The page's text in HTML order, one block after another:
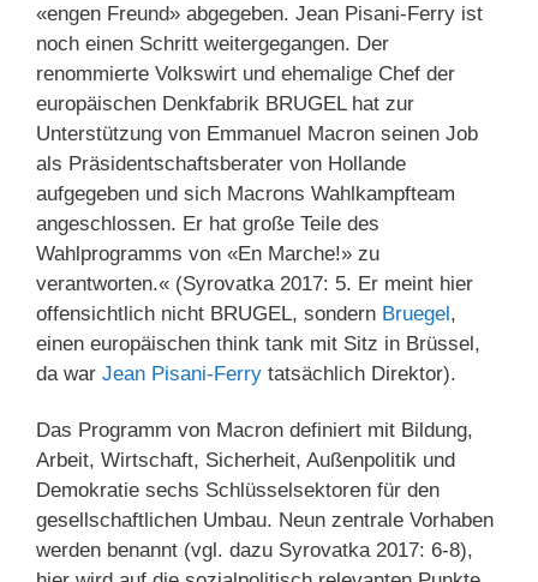
«engen Freund» abgegeben. Jean Pisani-Ferry ist
noch einen Schritt weitergegangen. Der
renommierte Volkswirt und ehemalige Chef der
europäischen Denkfabrik BRUGEL hat zur
Unterstützung von Emmanuel Macron seinen Job
als Präsidentschaftsberater von Hollande
aufgegeben und sich Macrons Wahlkampfteam
angeschlossen. Er hat große Teile des
Wahlprogramms von «En Marche!» zu
verantworten.« (Syrovatka 2017: 5. Er meint hier
offensichtlich nicht BRUGEL, sondern Bruegel,
einen europäischen think tank mit Sitz in Brüssel,
da war Jean Pisani-Ferry tatsächlich Direktor).
Das Programm von Macron definiert mit Bildung,
Arbeit, Wirtschaft, Sicherheit, Außenpolitik und
Demokratie sechs Schlüsselsektoren für den
gesellschaftlichen Umbau. Neun zentrale Vorhaben
werden benannt (vgl. dazu Syrovatka 2017: 6-8),